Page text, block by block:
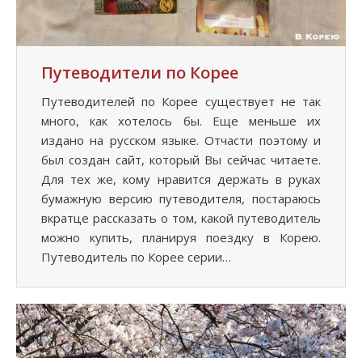
Путеводители по Корее
Путеводителей по Корее существует не так
много, как хотелось бы. Еще меньше их
издано на русском языке. Отчасти поэтому и
был создан сайт, который Вы сейчас читаете.
Для тех же, кому нравится держать в руках
бумажную версию путеводителя, постараюсь
вкратце рассказать о том, какой путеводитель
можно купить, планируя поездку в Корею.
Путеводитель по Корее серии…